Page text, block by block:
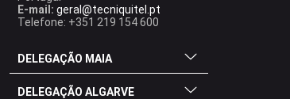
E-mail: geral@tecniquitel.pt
Telefone: +351 219 154 600
DELEGAÇÃO MAIA
DELEGAÇÃO ALGARVE